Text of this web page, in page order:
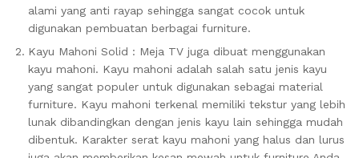
alami yang anti rayap sehingga sangat cocok untuk
digunakan pembuatan berbagai furniture.
Kayu Mahoni Solid : Meja TV juga dibuat menggunakan
kayu mahoni. Kayu mahoni adalah salah satu jenis kayu
yang sangat populer untuk digunakan sebagai material
furniture. Kayu mahoni terkenal memiliki tekstur yang lebih
lunak dibandingkan dengan jenis kayu lain sehingga mudah
dibentuk. Karakter serat kayu mahoni yang halus dan lurus